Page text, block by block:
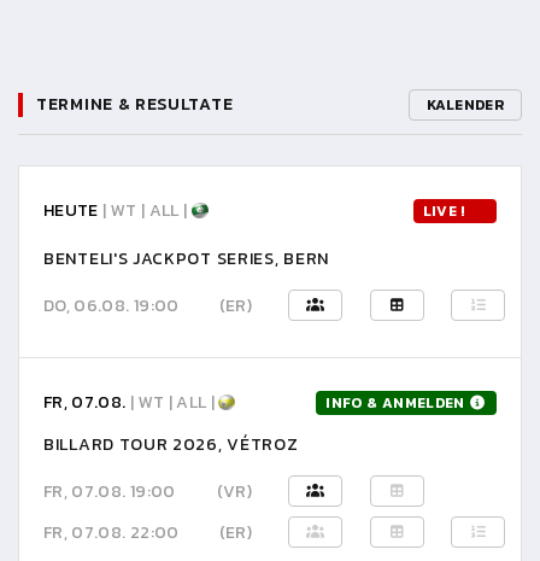
TERMINE & RESULTATE KALENDER
HEUTE | WT | ALL | LIVE !
BENTELI'S JACKPOT SERIES, BERN
DO, 06.08. 19:00
(ER)
FR, 07.08. | WT | ALL | INFO & ANMELDEN
BILLARD TOUR 2026, VÉTROZ
FR, 07.08. 19:00
(VR)
FR, 07.08. 22:00
(ER)